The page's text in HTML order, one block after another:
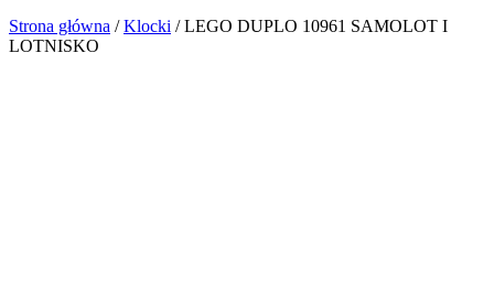
Strona główna /Klocki / LEGO DUPLO 10961 SAMOLOT I
LOTNISKO